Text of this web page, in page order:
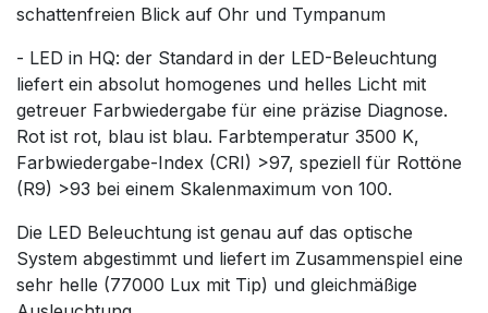
schattenfreien Blick auf Ohr und Tympanum
- LED in HQ: der Standard in der LED-Beleuchtung
liefert ein absolut homogenes und helles Licht mit
getreuer Farbwiedergabe für eine präzise Diagnose.
Rot ist rot, blau ist blau. Farbtemperatur 3500 K,
Farbwiedergabe-Index (CRI) >97, speziell für Rottöne
(R9) >93 bei einem Skalenmaximum von 100.
Die LED Beleuchtung ist genau auf das optische
System abgestimmt und liefert im Zusammenspiel eine
sehr helle (77000 Lux mit Tip) und gleichmäßige